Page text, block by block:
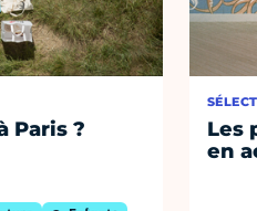
Paris ?
Les
en